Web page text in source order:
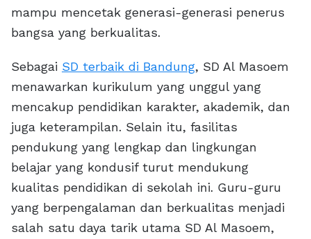
mampu mencetak generasi-generasi penerus
bangsa yang berkualitas.
Sebagai SD terbaik di Bandung, SD Al Masoem
menawarkan kurikulum yang unggul yang
mencakup pendidikan karakter, akademik, dan
juga keterampilan. Selain itu, fasilitas
pendukung yang lengkap dan lingkungan
belajar yang kondusif turut mendukung
kualitas pendidikan di sekolah ini. Guru-guru
yang berpengalaman dan berkualitas menjadi
salah satu daya tarik utama SD Al Masoem,